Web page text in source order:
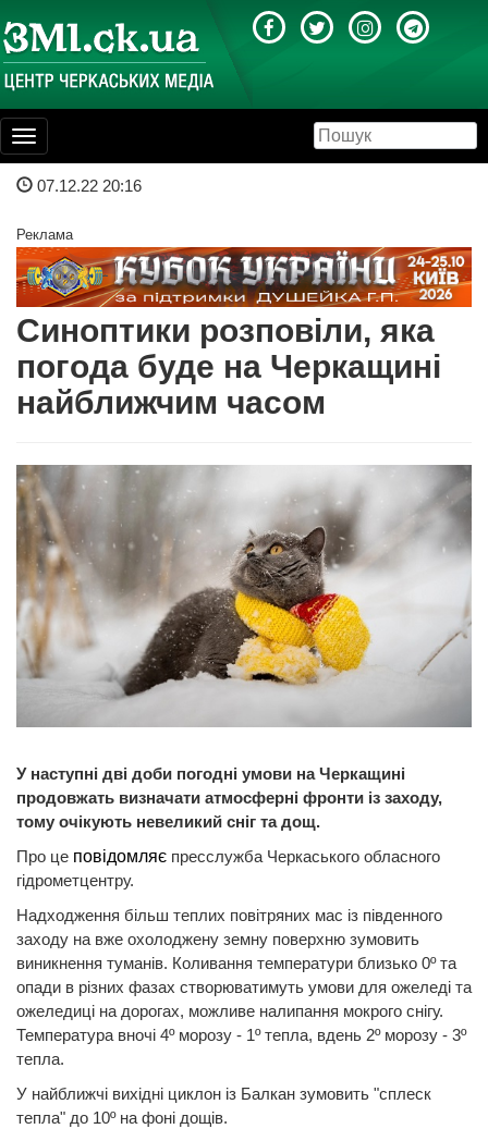
Toggle
navigation
07.12.22 20:16
Реклама
Синоптики розповіли, яка
погода буде на Черкащині
найближчим часом
У наступні дві доби погодні умови на Черкащині
продовжать визначати атмосферні фронти із заходу,
тому очікують невеликий сніг та дощ.
Про це повідомляє пресслужба Черкаського обласного
гідрометцентру.
Надходження більш теплих повітряних мас із південного
заходу на вже охолоджену земну поверхню зумовить
виникнення туманів. Коливання температури близько 0º та
опади в різних фазах створюватимуть умови для ожеледі та
ожеледиці на дорогах, можливе налипання мокрого снігу.
Температура вночі 4º морозу - 1º тепла, вдень 2º морозу - 3º
тепла.
У найближчі вихідні циклон із Балкан зумовить "сплеск
тепла" до 10º на фоні дощів.